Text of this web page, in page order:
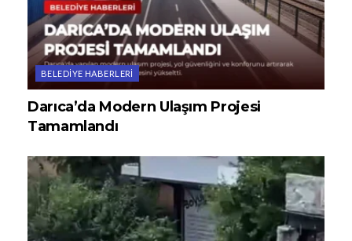
BELEDIYE HABERLERI
Darıca’da Modern Ulaşım Projesi
Tamamlandı